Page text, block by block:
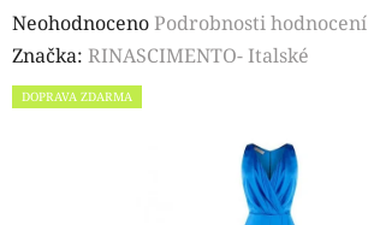
Průměrné
hodnocení
produktu
NeohodnocenoPodrobnosti hodnocení
Značka: RINASCIMENTO- Italské
DOPRAVA ZDARMA